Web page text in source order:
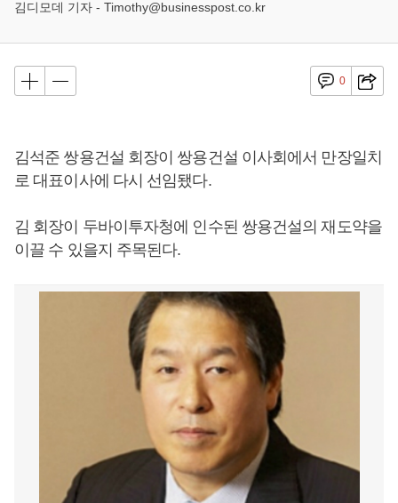
김디모데 기자 - Timothy@businesspost.co.kr
0
김석준 쌍용건설 회장이 쌍용건설 이사회에서 만장일치
로 대표이사에 다시 선임됐다.
김 회장이 두바이투자청에 인수된 쌍용건설의 재도약을
이끌 수 있을지 주목된다.